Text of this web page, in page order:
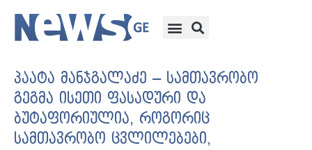
პაატა მანჯგალაძე – სამთავრობო
გეგმა ისეთი ფასადური და
ბუტაფორიულია, როგორიც
სამთავრობო ცვლილებები,